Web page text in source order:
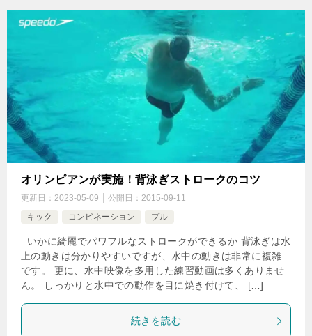
オリンピアンが実施！背泳ぎストロークのコツ
更新日： 2023-05-09 公開日： 2015-09-11
キック
コンビネーション プル
いかに綺麗でパワフルなストロークができるか 背泳ぎは水
上の動きは分かりやすいですが、水中の動きは非常に複雑
です。 更に、水中映像を多用した練習動画は多くありませ
ん。 しっかりと水中での動作を目に焼き付けて、 […]
続きを読む